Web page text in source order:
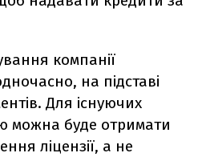
компанії
на підставі
Для існуючих
можна буде отримати
ліцензії, а не